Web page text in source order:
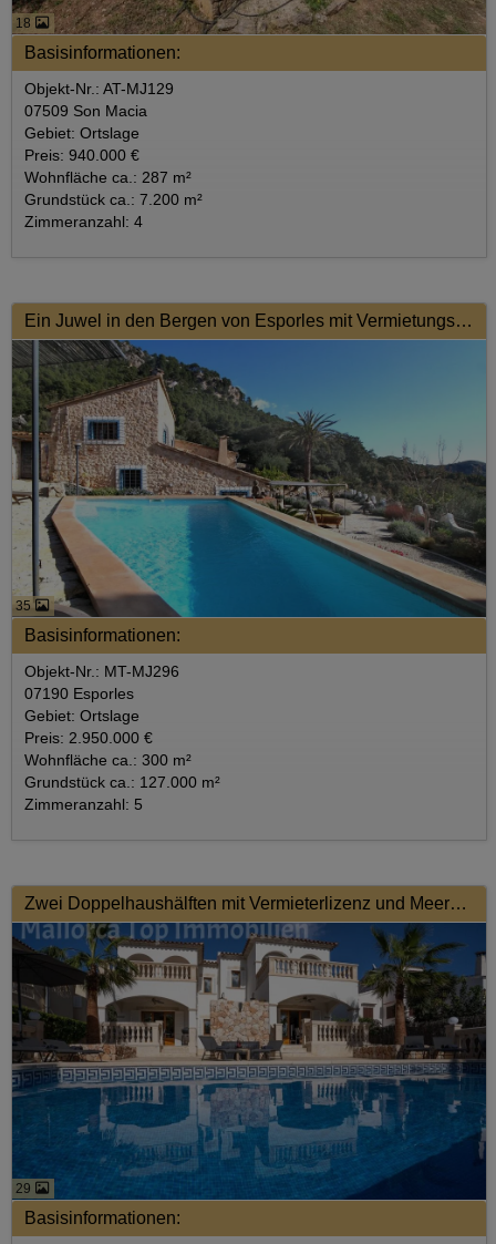
18
Basisinformationen:
Objekt-Nr.: AT-MJ129
07509 Son Macia
Gebiet: Ortslage
Preis: 940.000 €
Wohnfläche ca.: 287 m²
Grundstück ca.: 7.200 m²
Zimmeranzahl: 4
Ein Juwel in den Bergen von Esporles mit Vermietungslizenz
35
Basisinformationen:
Objekt-Nr.: MT-MJ296
07190 Esporles
Gebiet: Ortslage
Preis: 2.950.000 €
Wohnfläche ca.: 300 m²
Grundstück ca.: 127.000 m²
Zimmeranzahl: 5
Zwei Doppelhaushälften mit Vermieterlizenz und Meerblick
29
Basisinformationen: